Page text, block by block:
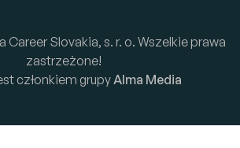
Career Slovakia, s. r. o. Wszelkie prawa
zastrzeżone!
członkiem grupy Alma Media